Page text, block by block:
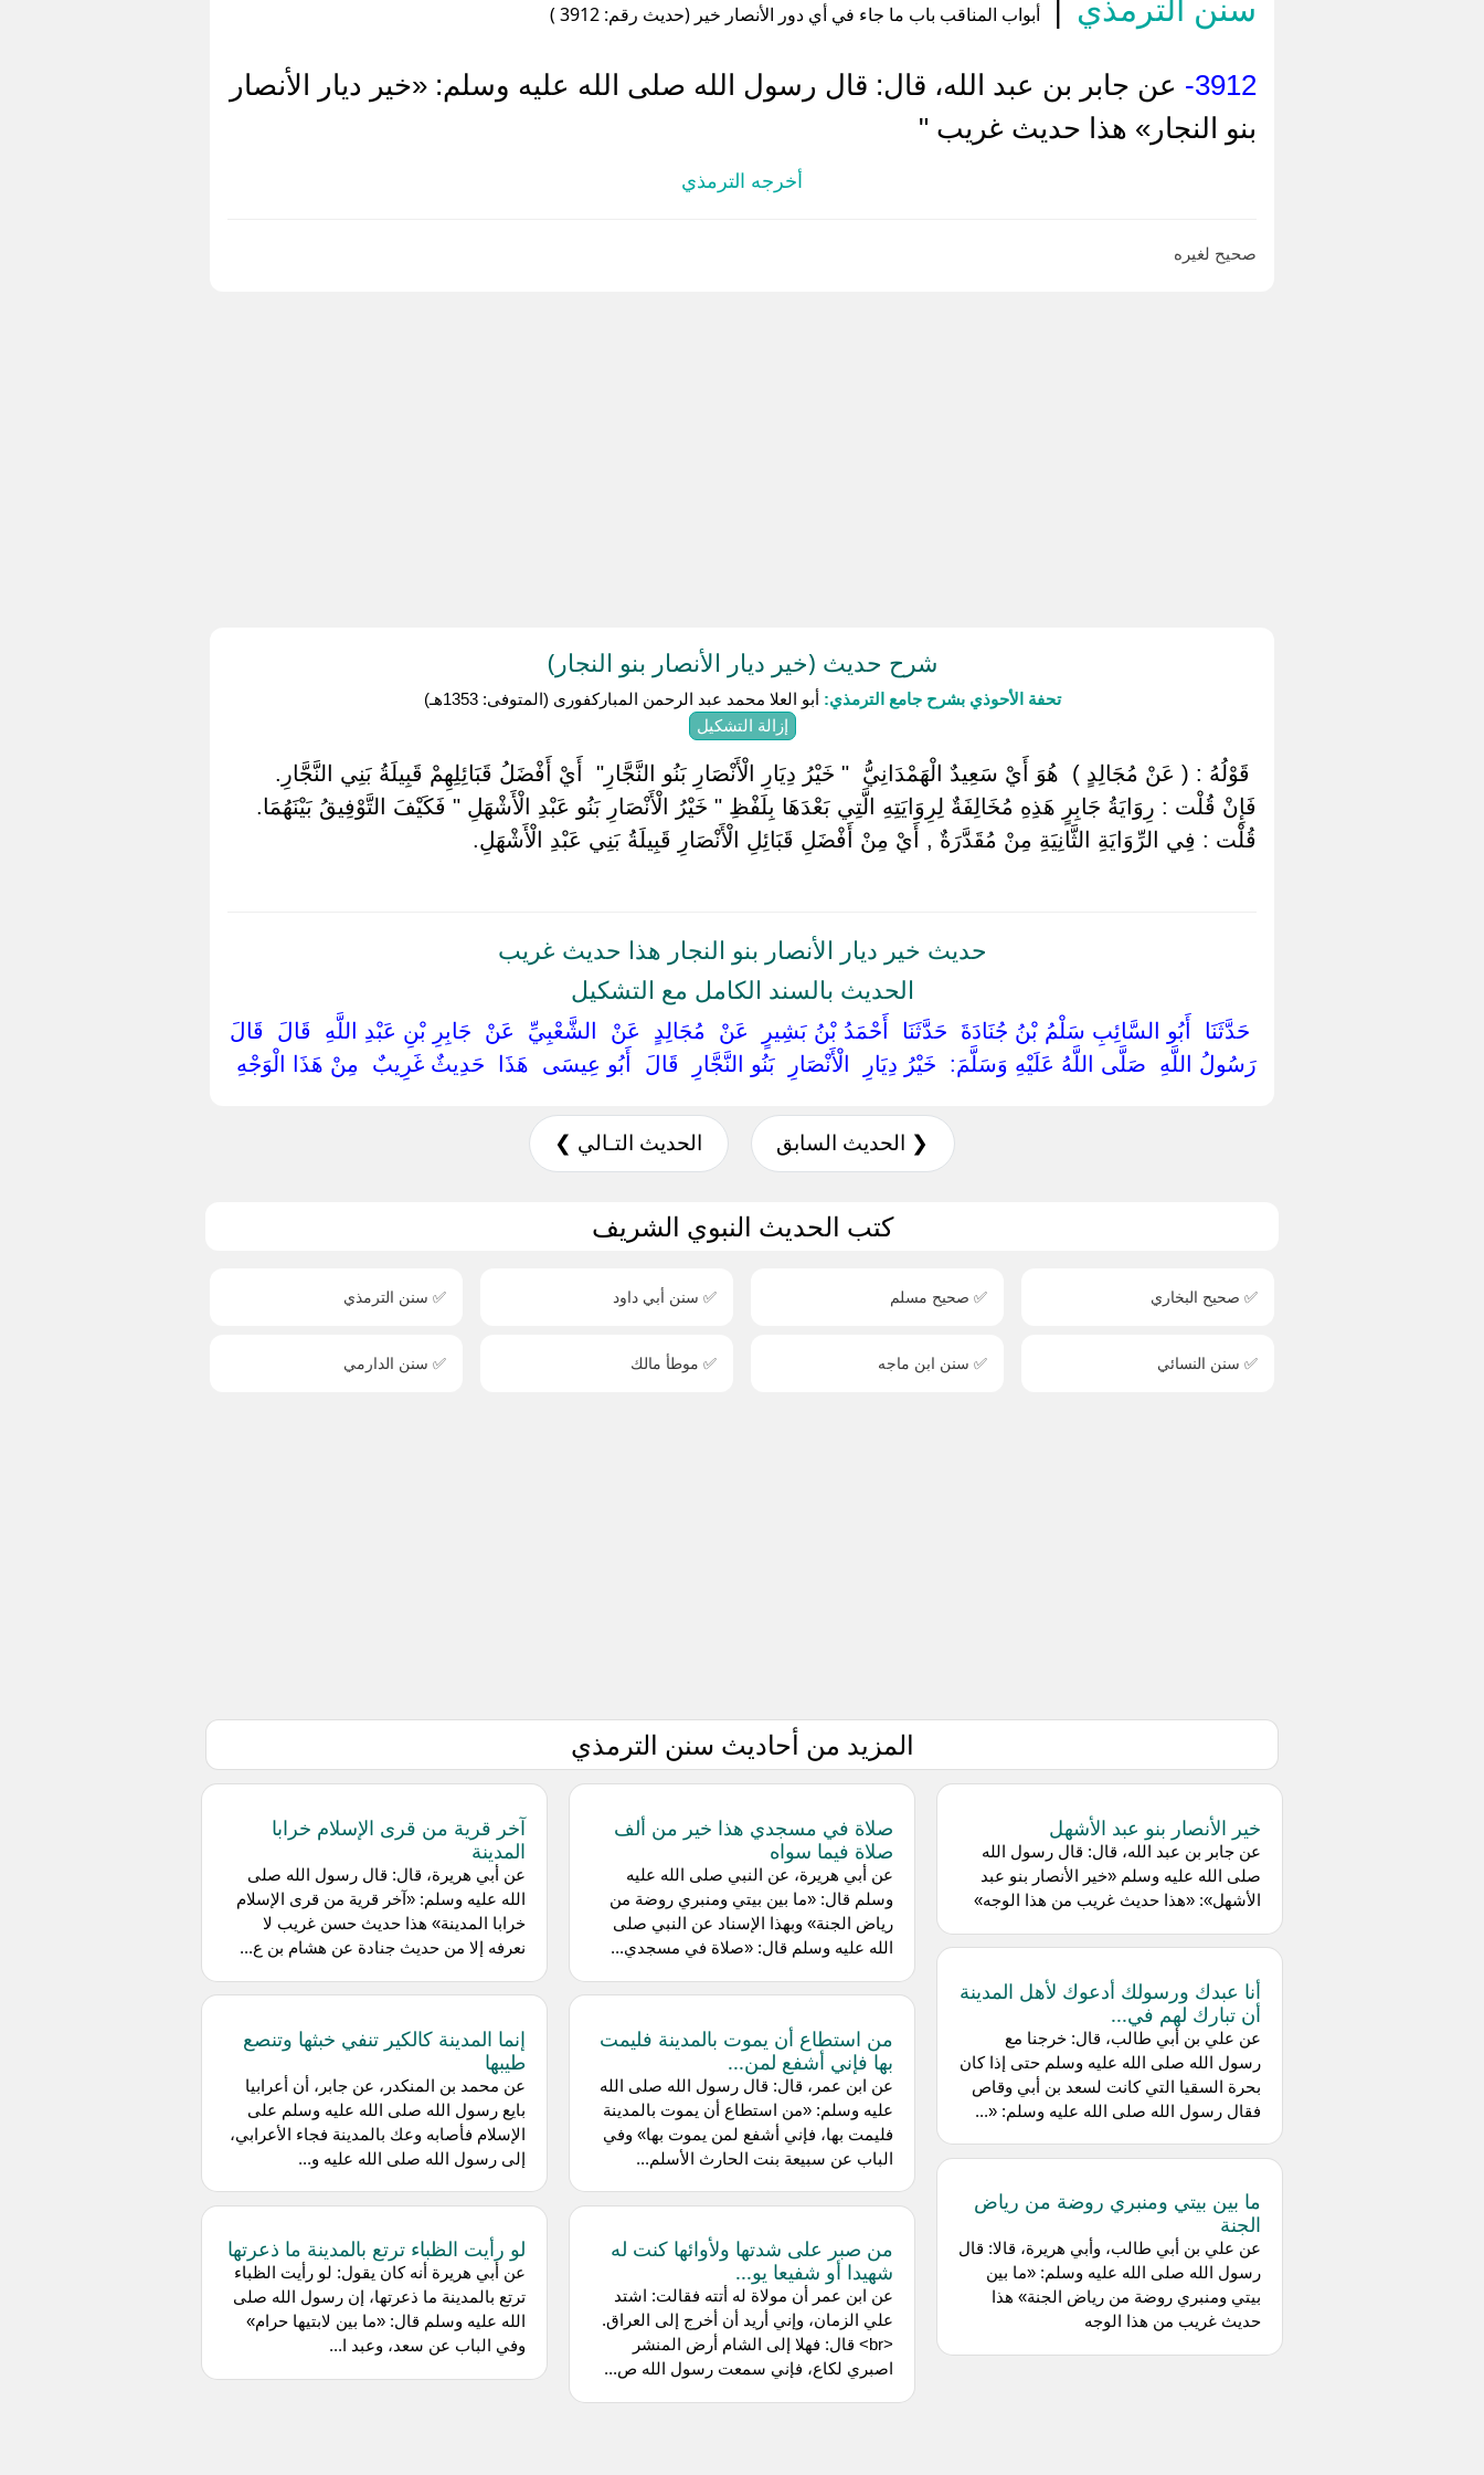
أبواب المناقب باب ما جاء في أي دور الأنصار خير (حديث رقم: 3912 )
3912-
عن جابر بن عبد الله، قال: قال رسول الله صلى الله عليه وسلم: «خير ديار الأنصار
بنو النجار» هذا حديث غريب "
أخرجه الترمذي
صحيح لغيره
شرح حديث (خير ديار الأنصار بنو النجار)
تحفة الأحوذي بشرح جامع الترمذي: أبو العلا محمد عبد الرحمن المباركفورى (المتوفى: 1353هـ)
إزالة التشكيل
‏ ‏قَوْلُهُ : ( عَنْ مُجَالِدٍ ) ‏ ‏هُوَ أَيْ سَعِيدٌ الْهَمْدَانِيُّ ‏ ‏" خَيْرُ دِيَارِ الْأَنْصَارِ بَنُو النَّجَّارِ" ‏ ‏أَيْ أَفْضَلُ قَبَائِلِهِمْ قَبِيلَةُ بَنِي النَّجَّارِ.
فَإِنْ قُلْت : رِوَايَةُ جَابِرٍ هَذِهِ مُخَالِفَةٌ لِرِوَايَتِهِ الَّتِي بَعْدَهَا بِلَفْظِ " خَيْرُ الْأَنْصَارِ بَنُو عَبْدِ الْأَشْهَلِ " فَكَيْفَ التَّوْفِيقُ بَيْنَهُمَا.
قُلْت : فِي الرِّوَايَةِ الثَّانِيَةِ مِنْ مُقَدَّرَةٌ , أَيْ مِنْ أَفْضَلِ قَبَائِلِ الْأَنْصَارِ قَبِيلَةُ بَنِي عَبْدِ الْأَشْهَلِ.
حديث خير ديار الأنصار بنو النجار هذا حديث غريب
الحديث بالسند الكامل مع التشكيل
‏ ‏حَدَّثَنَا ‏ ‏أَبُو السَّائِبِ سَلْمُ بْنُ جُنَادَةَ ‏ ‏حَدَّثَنَا ‏ ‏أَحْمَدُ بْنُ بَشِيرٍ ‏ ‏عَنْ ‏ ‏مُجَالِدٍ ‏ ‏عَنْ ‏ ‏الشَّعْبِيِّ ‏ ‏عَنْ ‏ ‏جَابِرِ بْنِ عَبْدِ اللَّهِ ‏ ‏قَالَ ‏ ‏قَالَ
رَسُولُ اللَّهِ ‏ ‏صَلَّى اللَّهُ عَلَيْهِ وَسَلَّمَ: ‏ ‏خَيْرُ دِيَارِ ‏ ‏الْأَنْصَارِ ‏ ‏بَنُو النَّجَّارِ ‏ ‏قَالَ ‏ ‏أَبُو عِيسَى ‏ ‏هَذَا ‏ ‏حَدِيثٌ غَرِيبٌ ‏ ‏مِنْ هَذَا الْوَجْهِ ‏
❮ الحديث السابق الحديث التـالي ❯
كتب الحديث النبوي الشريف
✅ صحيح البخاري ✅ صحيح مسلم ✅ سنن أبي داود ✅ سنن الترمذي
✅ سنن النسائي ✅ سنن ابن ماجه ✅ موطأ مالك ✅ سنن الدارمي
المزيد من أحاديث سنن الترمذي
خير الأنصار بنو عبد الأشهل
عن جابر بن عبد الله، قال: قال رسول الله
صلى الله عليه وسلم «خير الأنصار بنو عبد
الأشهل»: «هذا حديث غريب من هذا الوجه»
أنا عبدك ورسولك أدعوك لأهل المدينة
أن تبارك لهم في...
عن علي بن أبي طالب، قال: خرجنا مع
رسول الله صلى الله عليه وسلم حتى إذا كان
بحرة السقيا التي كانت لسعد بن أبي وقاص
فقال رسول الله صلى الله عليه وسلم: «...
ما بين بيتي ومنبري روضة من رياض
الجنة
عن علي بن أبي طالب، وأبي هريرة، قالا: قال
رسول الله صلى الله عليه وسلم: «ما بين
بيتي ومنبري روضة من رياض الجنة» هذا
حديث غريب من هذا الوجه
صلاة في مسجدي هذا خير من ألف
صلاة فيما سواه
عن أبي هريرة، عن النبي صلى الله عليه
وسلم قال: «ما بين بيتي ومنبري روضة من
رياض الجنة» وبهذا الإسناد عن النبي صلى
الله عليه وسلم قال: «صلاة في مسجدي...
من استطاع أن يموت بالمدينة فليمت
بها فإني أشفع لمن...
عن ابن عمر، قال: قال رسول الله صلى الله
عليه وسلم: «من استطاع أن يموت بالمدينة
فليمت بها، فإني أشفع لمن يموت بها» وفي
الباب عن سبيعة بنت الحارث الأسلم...
من صبر على شدتها ولأوائها كنت له
شهيدا أو شفيعا يو...
عن ابن عمر أن مولاة له أتته فقالت: اشتد
علي الزمان، وإني أريد أن أخرج إلى العراق.
<br> قال: فهلا إلى الشام أرض المنشر
اصبري لكاع، فإني سمعت رسول الله ص...
آخر قرية من قرى الإسلام خرابا
المدينة
عن أبي هريرة، قال: قال رسول الله صلى
الله عليه وسلم: «آخر قرية من قرى الإسلام
خرابا المدينة» هذا حديث حسن غريب لا
نعرفه إلا من حديث جنادة عن هشام بن ع...
إنما المدينة كالكير تنفي خبثها وتنصع
طيبها
عن محمد بن المنكدر، عن جابر، أن أعرابيا
بايع رسول الله صلى الله عليه وسلم على
الإسلام فأصابه وعك بالمدينة فجاء الأعرابي،
إلى رسول الله صلى الله عليه و...
لو رأيت الظباء ترتع بالمدينة ما ذعرتها
عن أبي هريرة أنه كان يقول: لو رأيت الظباء
ترتع بالمدينة ما ذعرتها، إن رسول الله صلى
الله عليه وسلم قال: «ما بين لابتيها حرام»
وفي الباب عن سعد، وعبد ا...